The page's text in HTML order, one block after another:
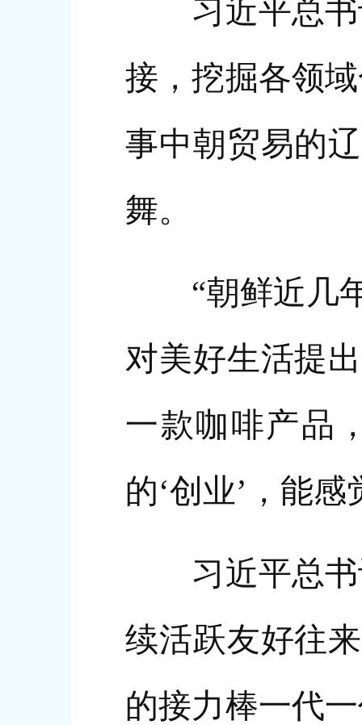
习近平总书
接，挖掘各领
事中朝贸易的
舞。
“朝鲜近几年
对美好生活提
一款咖啡产品
的‘创业’，能
习近平总书
续活跃友好往
的接力棒一代